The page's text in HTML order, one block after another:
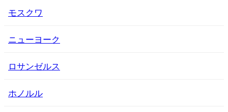
モスクワ
ニューヨーク
ロサンゼルス
ホノルル